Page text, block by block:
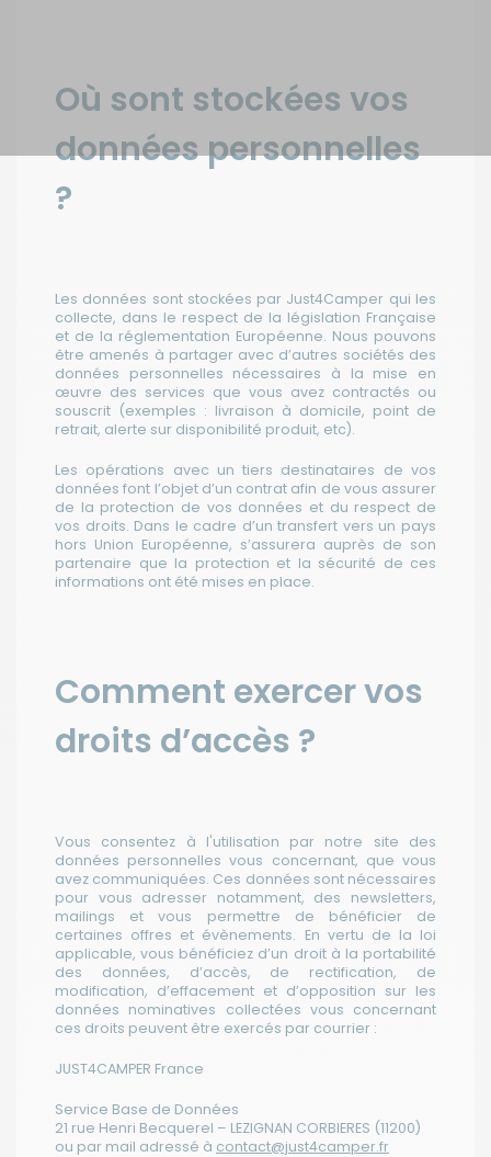
Où sont stockées vos
données personnelles
?
Les données sont stockées par Just4Camper qui les
collecte, dans le respect de la législation Française
et de la réglementation Européenne. Nous pouvons
être amenés à partager avec d’autres sociétés des
données personnelles nécessaires à la mise en
œuvre des services que vous avez contractés ou
souscrit (exemples : livraison à domicile, point de
retrait, alerte sur disponibilité produit, etc).
Les opérations avec un tiers destinataires de vos
données font l’objet d’un contrat afin de vous assurer
de la protection de vos données et du respect de
vos droits. Dans le cadre d’un transfert vers un pays
hors Union Européenne, s’assurera auprès de son
partenaire que la protection et la sécurité de ces
informations ont été mises en place.
Comment exercer vos
droits d’accès ?
Vous consentez à l'utilisation par notre site des
données personnelles vous concernant, que vous
avez communiquées. Ces données sont nécessaires
pour vous adresser notamment, des newsletters,
mailings et vous permettre de bénéficier de
certaines offres et évènements. En vertu de la loi
applicable, vous bénéficiez d’un droit à la portabilité
des données, d’accès, de rectification, de
modification, d’effacement et d’opposition sur les
données nominatives collectées vous concernant
ces droits peuvent être exercés par courrier :
JUST4CAMPER France
Service Base de Données
21 rue Henri Becquerel – LEZIGNAN CORBIERES (11200)
ou par mail adressé à contact@just4camper.fr